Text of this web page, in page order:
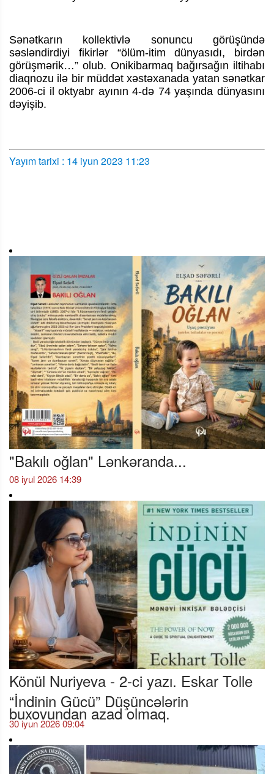
Sənətkarın kollektivlə sonuncu görüşündə
səsləndirdiyi fikirlər “ölüm-itim dünyasıdı, birdən
görüşmərik…” olub. Onikibarmaq bağırsağın iltihabı
diaqnozu ilə bir müddət xəstəxanada yatan sənətkar
2006-ci il oktyabr ayının 4-də 74 yaşında dünyasını
dəyişib.
Yayım tarixi : 14 iyun 2023 11:23
"Bakılı oğlan" Lənkəranda...
08 iyul 2026 14:39
Könül Nuriyeva - 2-ci yazı. Eskar Tolle
“İndinin Gücü” Düşüncələrin
buxovundan azad olmaq.
30 iyun 2026 09:04